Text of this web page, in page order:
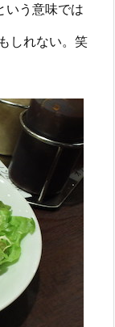
いう意味では
しれない。笑